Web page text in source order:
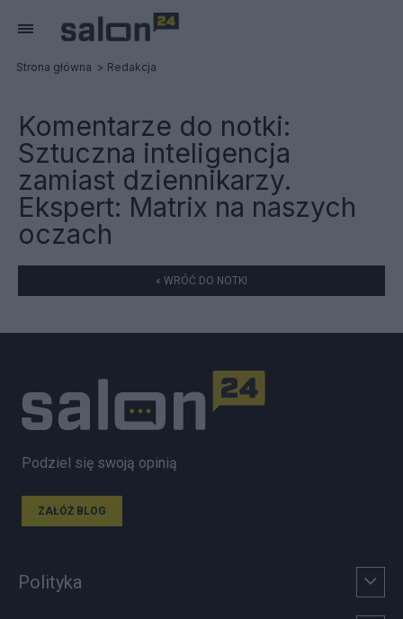
Strona główna Redakcja
Komentarze do notki:
Sztuczna inteligencja
zamiast dziennikarzy.
Ekspert: Matrix na naszych
oczach
« WRÓĆ DO NOTKI
Podziel się swoją opinią
ZAŁÓŻ BLOG
Polityka